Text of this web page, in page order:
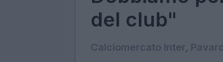
del club"
Calciomercato Inter,